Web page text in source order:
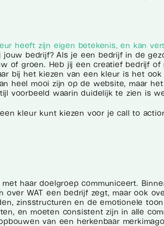
heeft zijn eigen betekenis, en kan
jouw bedrijf? Als je een bedrijf in de
of groen. Heb jij een creatief bedrijf of
bij het kiezen van een kleur is het
heel mooi zijn op de website, maar
voorbeeld waarin duidelijk te zien is
kleur kunt kiezen voor je call to
haar doelgroep communiceert.
WAT een bedrijf zegt, maar ook
zinsstructuren en de emotionele
en moeten consistent zijn in alle
van een herkenbaar